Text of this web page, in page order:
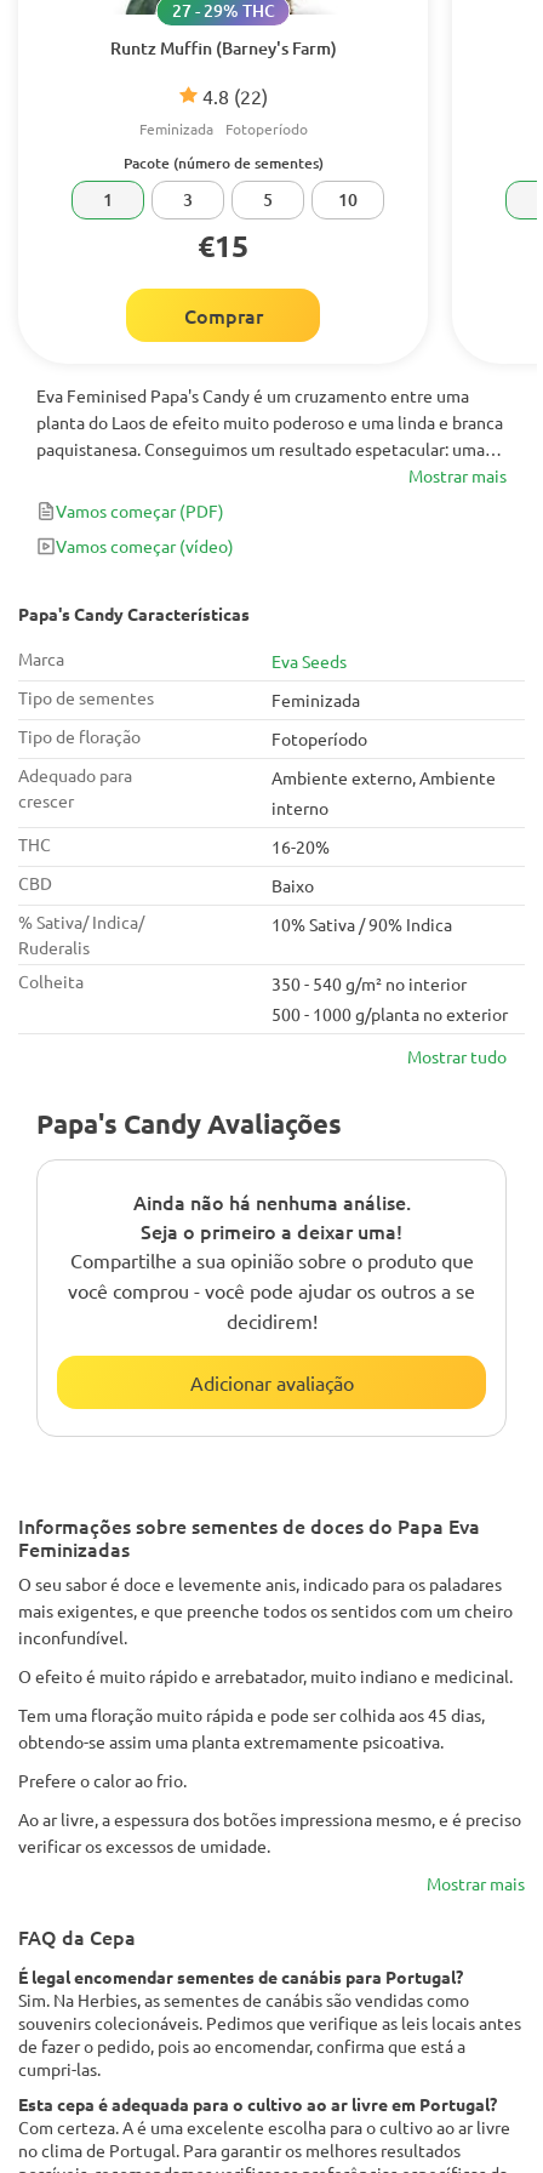
Runtz Muffin (Barney's Farm)
4.8 (22)
27 - 29% THC
Feminizada Fotoperíodo
Pacote (número de sementes)
1 3 5 10
€15
Comprar
Eva Feminised Papa's Candy é um cruzamento entre uma
planta do Laos de efeito muito poderoso e uma linda e branca
paquistanesa. Conseguimos um resultado espetacular: uma
planta bastante baixa, muito robusta, com botões
supercompactos e completamente BRANCOS, pela
quantidade de tricomas que acumula.
Mostrar mais
Vamos começar (PDF)
Vamos começar(vídeo)
Papa's Candy Características
Marca
Eva Seeds
Tipo de sementes
Feminizada
Tipo de floração
Fotoperíodo
Adequado para
crescer
Ambiente externo, Ambiente
interno
THC
16-20%
CBD
Baixo
% Sativa/ Indica/
Ruderalis
10% Sativa / 90% Indica
Colheita
350 - 540 g/m² no interior
500 - 1000 g/planta no exterior
Mostrar tudo
Papa's Candy Avaliações
Ainda não há nenhuma análise.
Seja o primeiro a deixar uma!
Compartilhe a sua opinião sobre o produto que
você comprou - você pode ajudar os outros a se
decidirem!
Adicionar avaliação
Informações sobre sementes de doces do Papa Eva
Feminizadas
O seu sabor é doce e levemente anis, indicado para os paladares
mais exigentes, e que preenche todos os sentidos com um cheiro
inconfundível.
O efeito é muito rápido e arrebatador, muito indiano e medicinal.
Tem uma floração muito rápida e pode ser colhida aos 45 dias,
obtendo-se assim uma planta extremamente psicoativa.
Prefere o calor ao frio.
Ao ar livre, a espessura dos botões impressiona mesmo, e é preciso
verificar os excessos de umidade.
Mostrar mais
FAQ da Cepa
É legal encomendar sementes de canábis para Portugal?
Sim. Na Herbies, as sementes de canábis são vendidas como
souvenirs colecionáveis. Pedimos que verifique as leis locais antes
de fazer o pedido, pois ao encomendar, confirma que está a
cumpri-las.
Esta cepa é adequada para o cultivo ao ar livre em Portugal?
Com certeza. A é uma excelente escolha para o cultivo ao ar livre
no clima de Portugal. Para garantir os melhores resultados